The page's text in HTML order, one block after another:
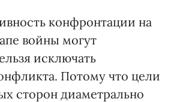
конфронтации на
войны могут
исключать
Потому что цели
сторон диаметрально